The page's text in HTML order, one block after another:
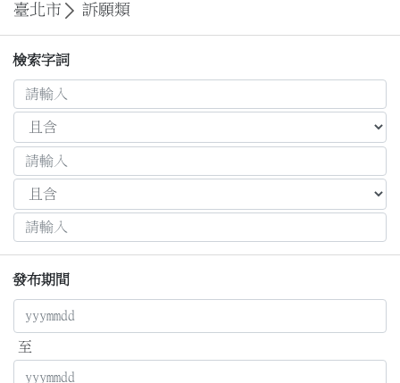
臺北市 訴願類
檢索字詞
發布期間
至